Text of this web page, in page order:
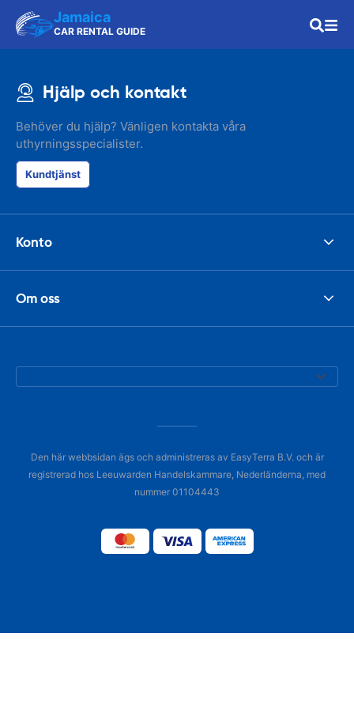
Jamaica
CAR RENTAL GUIDE
Hjälp och kontakt
Behöver du hjälp? Vänligen kontakta våra
uthyrningsspecialister.
Kundtjänst
Konto
Om oss
Den här webbsidan ägs och administreras av EasyTerra B.V. och är
registrerad hos Leeuwarden Handelskammare, Nederländerna, med
nummer 01104443